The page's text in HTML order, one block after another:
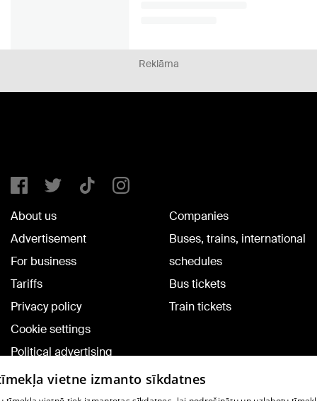
Reklāma
About us
Advertisement
For business
Tariffs
Privacy policy
Cookie settings
Political advertising
Cookie policy
Commenting terms
Companies
Buses, trains, international
schedules
Bus tickets
Train tickets
vietne izmanto sīkdatnes